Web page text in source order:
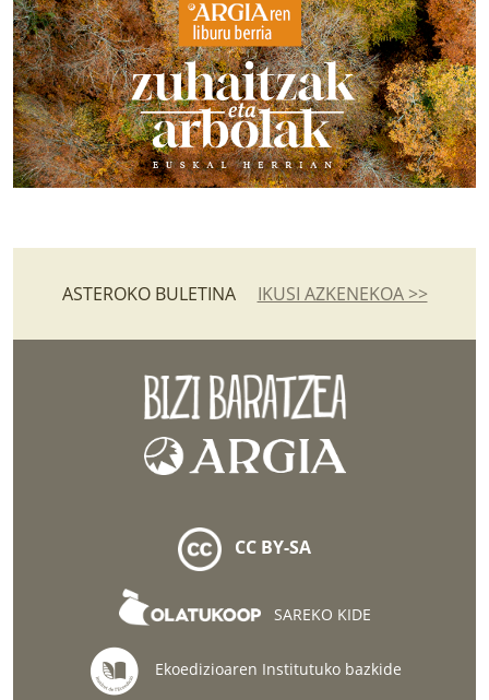
ASTEROKO BULETINA IKUSI AZKENEKOA >>
CC BY-SA
SAREKO KIDE
Ekoedizioaren Institutuko bazkide